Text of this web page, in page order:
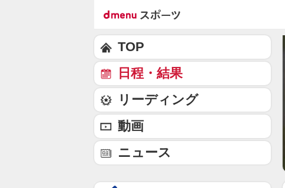
TOP
日程・結果
リーディング
動画
ニュース